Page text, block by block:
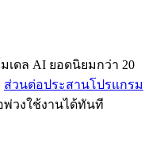
เดล AI ยอดนิยมกว่า 20
ส่วนต่อประสานโปรแกรม
พ่วงใช้งานได้ทันที